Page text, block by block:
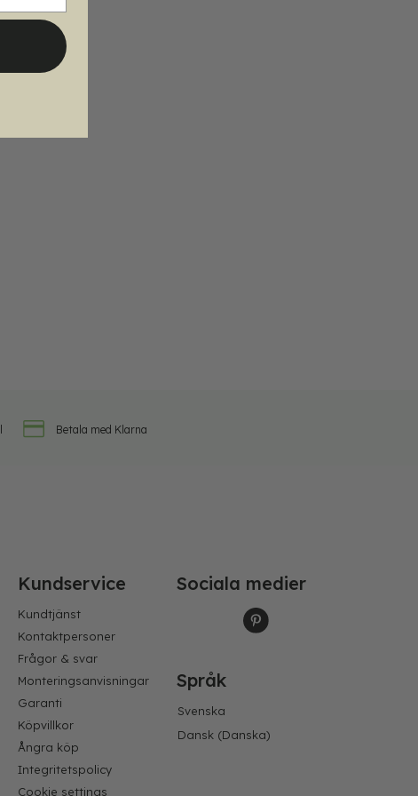
Betala med Klarna
Kundservice
Kundtjänst
Kontaktpersoner
Frågor & svar
Monteringsanvisningar
Garanti
Köpvillkor
Ångra köp
Integritetspolicy
Cookie settings
Sociala medier
Språk
Svenska
Dansk (Danska)